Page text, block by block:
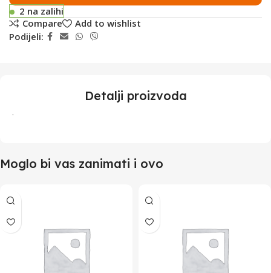
2 na zalihi
Compare
Add to wishlist
Podijeli:
Detalji proizvoda
.
Moglo bi vas zanimati i ovo